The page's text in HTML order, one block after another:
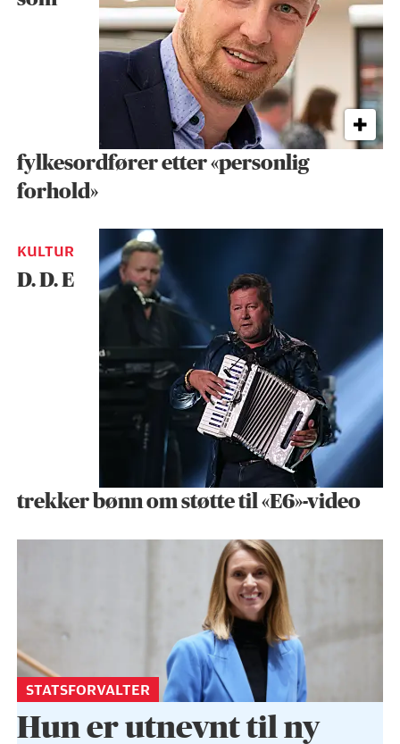
fylkesordfører etter «personlig
forhold»
KULTUR
D. D. E
trekker bønn om støtte til «E6»-video
STATSFORVALTER
Hun er utnevnt til ny